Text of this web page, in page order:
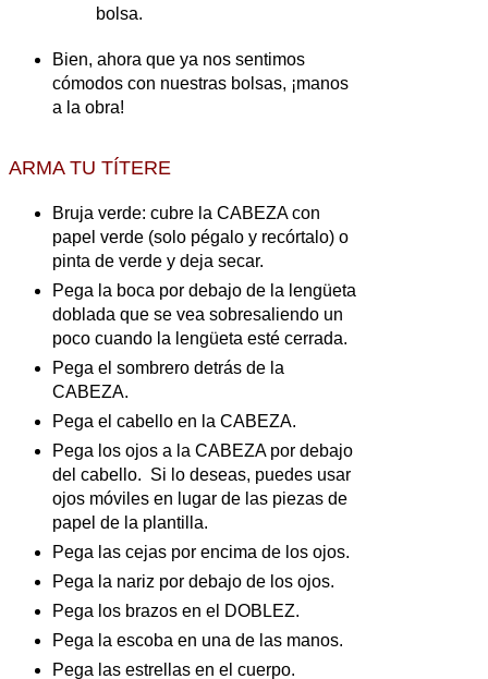
bolsa.
Bien, ahora que ya nos sentimos
cómodos con nuestras bolsas, ¡manos
a la obra!
ARMA TU TÍTERE
Bruja verde: cubre la CABEZA con
papel verde (solo pégalo y recórtalo) o
pinta de verde y deja secar.
Pega la boca por debajo de la lengüeta
doblada que se vea sobresaliendo un
poco cuando la lengüeta esté cerrada.
Pega el sombrero detrás de la
CABEZA.
Pega el cabello en la CABEZA.
Pega los ojos a la CABEZA por debajo
del cabello. Si lo deseas, puedes usar
ojos móviles en lugar de las piezas de
papel de la plantilla.
Pega las cejas por encima de los ojos.
Pega la nariz por debajo de los ojos.
Pega los brazos en el DOBLEZ.
Pega la escoba en una de las manos.
Pega las estrellas en el cuerpo.